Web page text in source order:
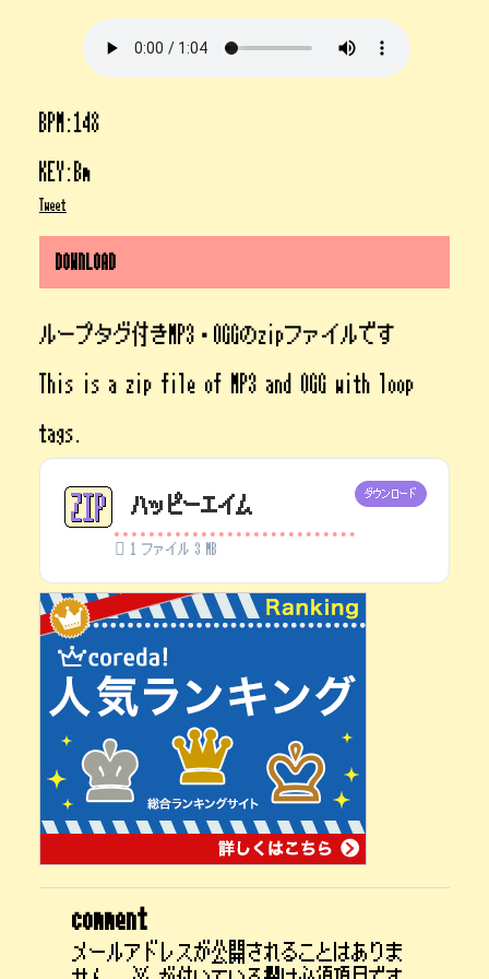
BPM:148
KEY:Bm
Tweet
DOWNLOAD
ループタグ付きMP3・OGGのzipファイルです
This is a zip file of MP3 and OGG with loop
tags.
ハッピーエイム
1 ファイル 3 MB
ダウンロード
comment
メールアドレスが公開されることはありま